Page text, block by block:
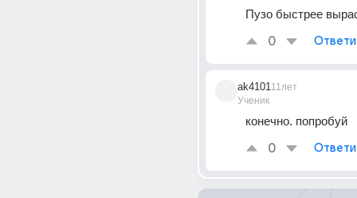
Пузо быстрее
0
ak4101
Ученик
11лет
конечно. попробуй
0